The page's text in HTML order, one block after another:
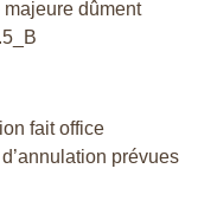
dûment
fait office
prévues